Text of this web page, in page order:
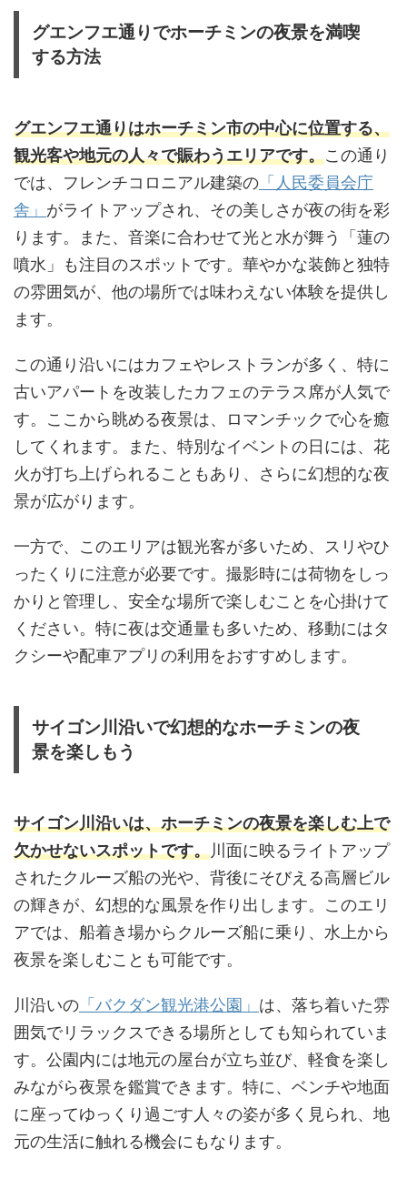
グエンフエ通りでホーチミンの夜景を満喫
する方法
グエンフエ通りはホーチミン市の中心に位置する、
観光客や地元の人々で賑わうエリアです。この通り
では、フレンチコロニアル建築の 「人民委員会庁
舎」 がライトアップされ、その美しさが夜の街を彩
ります。また、音楽に合わせて光と水が舞う「蓮の
噴水」も注目のスポットです。華やかな装飾と独特
の雰囲気が、他の場所では味わえない体験を提供し
ます。
この通り沿いにはカフェやレストランが多く、特に
古いアパートを改装したカフェのテラス席が人気で
す。ここから眺める夜景は、ロマンチックで心を癒
してくれます。また、特別なイベントの日には、花
火が打ち上げられることもあり、さらに幻想的な夜
景が広がります。
一方で、このエリアは観光客が多いため、スリやひ
ったくりに注意が必要です。撮影時には荷物をしっ
かりと管理し、安全な場所で楽しむことを心掛けて
ください。特に夜は交通量も多いため、移動にはタ
クシーや配車アプリの利用をおすすめします。
サイゴン川沿いで幻想的なホーチミンの夜
景を楽しもう
サイゴン川沿いは、ホーチミンの夜景を楽しむ上で
欠かせないスポットです。川面に映るライトアップ
されたクルーズ船の光や、背後にそびえる高層ビル
の輝きが、幻想的な風景を作り出します。このエリ
アでは、船着き場からクルーズ船に乗り、水上から
夜景を楽しむことも可能です。
川沿いの 「バクダン観光港公園」 は、落ち着いた雰
囲気でリラックスできる場所としても知られていま
す。公園内には地元の屋台が立ち並び、軽食を楽し
みながら夜景を鑑賞できます。特に、ベンチや地面
に座ってゆっくり過ごす人々の姿が多く見られ、地
元の生活に触れる機会にもなります。